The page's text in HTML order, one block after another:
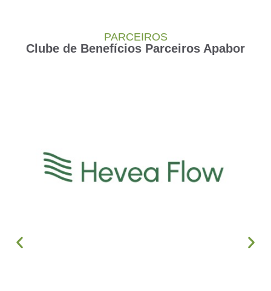
PARCEIROS
Clube de Benefícios Parceiros Apabor